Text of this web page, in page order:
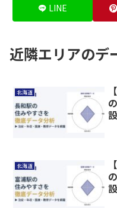
LINE
近隣エリアのデ
北海道
北海道